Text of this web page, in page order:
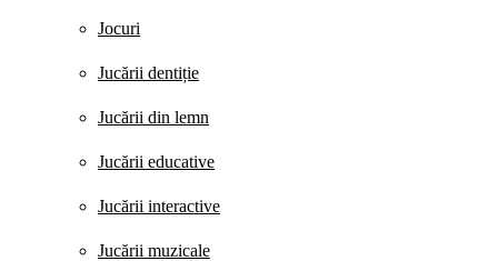
Jocuri
Jucării dentiție
Jucării din lemn
Jucării educative
Jucării interactive
Jucării muzicale